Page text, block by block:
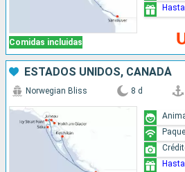
Comidas incluidas
ESTADOS UNIDOS, CANADÁ
Norwegian Bliss 8 d